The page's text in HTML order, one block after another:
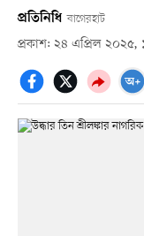
প্রতিনিধি বাগেরহাট
প্রকাশ: ২৪ এপ্রিল ২০২৫,